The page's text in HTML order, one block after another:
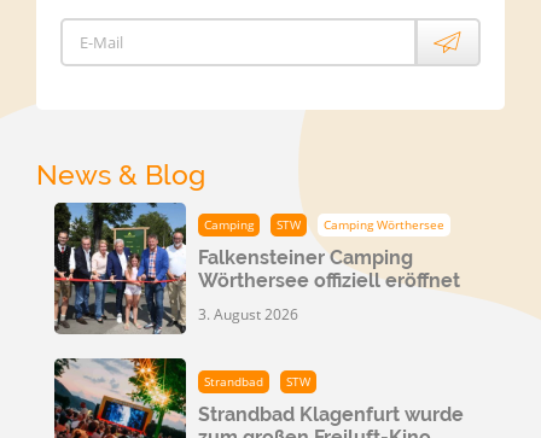
E-Mail
News & Blog
Camping STW Camping Wörthersee
Falkensteiner Camping
Wörthersee offiziell eröffnet
3. August 2026
Strandbad STW
Strandbad Klagenfurt wurde